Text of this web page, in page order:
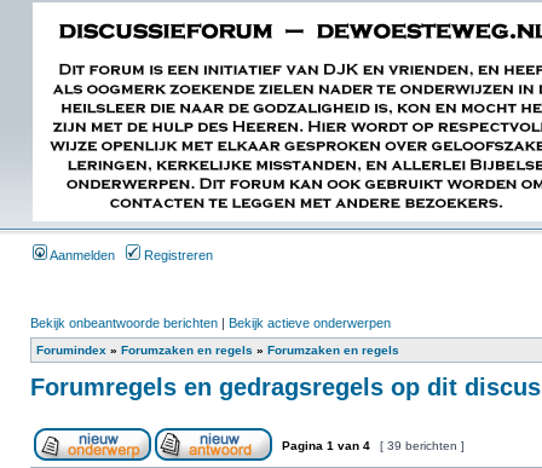
Aanmelden Registreren
Bekijk onbeantwoorde berichten | Bekijk actieve onderwerpen
Forumindex » Forumzaken en regels » Forumzaken en regels
Forumregels en gedragsregels op dit
Pagina 1 van 4 [ 39 berichten ]